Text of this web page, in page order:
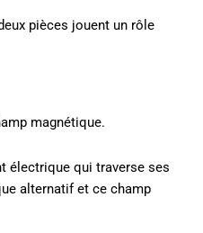
pièces jouent un rôle
magnétique.
électrique qui traverse ses
alternatif et ce champ